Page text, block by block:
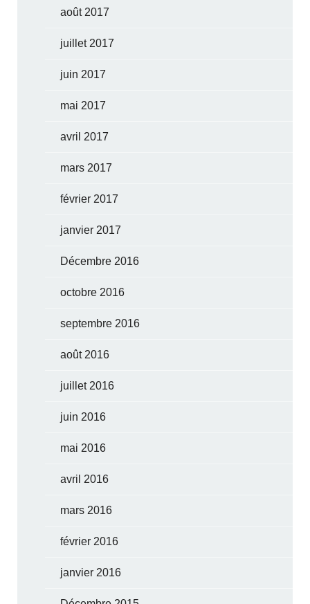
août 2017
juillet 2017
juin 2017
mai 2017
avril 2017
mars 2017
février 2017
janvier 2017
Décembre 2016
octobre 2016
septembre 2016
août 2016
juillet 2016
juin 2016
mai 2016
avril 2016
mars 2016
février 2016
janvier 2016